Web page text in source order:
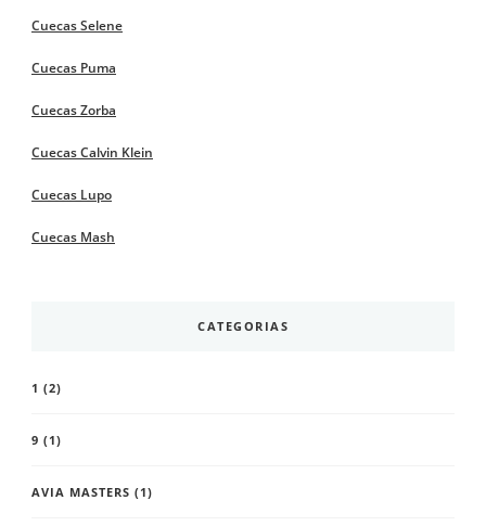
Cuecas Selene
Cuecas Puma
Cuecas Zorba
Cuecas Calvin Klein
Cuecas Lupo
Cuecas Mash
CATEGORIAS
1 (2)
9 (1)
AVIA MASTERS (1)